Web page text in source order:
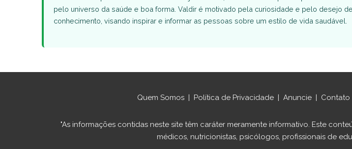
pelo universo da saúde e boa forma. Valdir é motivado pela curiosidade e pelo desejo
conhecimento, visando inspirar e informar as pessoas sobre um estilo de vida saudável.
Quem Somos| Política de Privacidade| Anuncie| Contato
"As informações contidas neste site têm caráter meramente informativo. Este
médicos, nutricionistas, psicólogos, profissionais de